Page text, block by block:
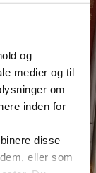
og
medier og til
om
inden for
disse
eller som